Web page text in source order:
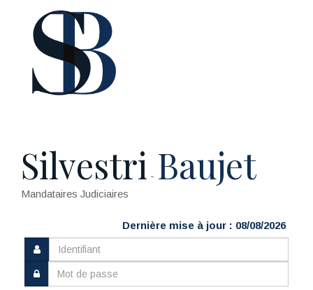
Silvestri - Baujet
Mandataires Judiciaires
Dernière mise à jour : 08/08/2026